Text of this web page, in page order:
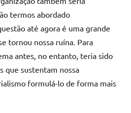
termos abordado
até agora é uma grande
tornou nossa ruína. Para
antes, no entanto, teria sido
que sustentam nossa
formulá-lo de forma mais